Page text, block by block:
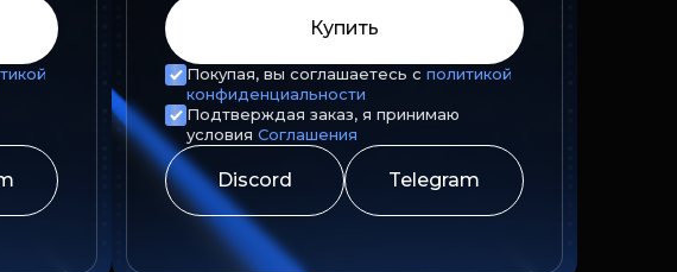
Купить
Покупая, вы соглашаетесь с политикой
конфиденциальности
Подтверждая заказ, я принимаю
условия Соглашения
Discord Telegram